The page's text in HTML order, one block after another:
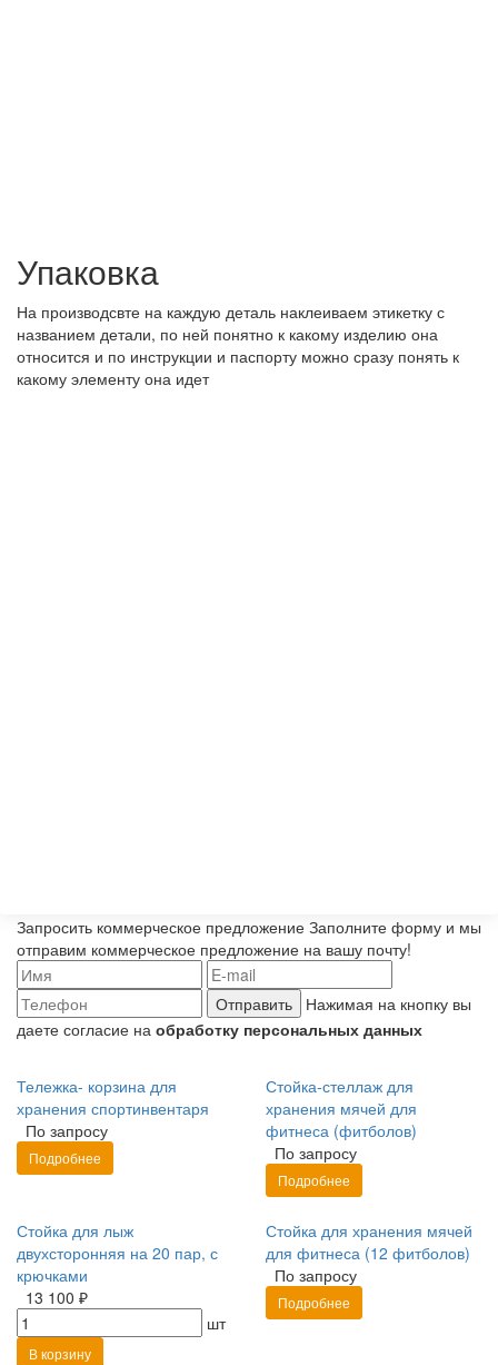
Упаковка
На производсвте на каждую деталь наклеиваем этикетку с
названием детали, по ней понятно к какому изделию она
относится и по инструкции и паспорту можно сразу понять к
какому элементу она идет
Запросить коммерческое предложение Заполните форму и мы
отправим коммерческое предложение на вашу почту!
Отправить
Нажимая на кнопку вы
даете согласие на обработку персональных данных
Тележка- корзина для
хранения спортинвентаря
По запросу
Подробнее
Стойка-стеллаж для
хранения мячей для
фитнеса (фитболов)
По запросу
Подробнее
Стойка для лыж
двухсторонняя на 20 пар, с
крючками
13 100 ₽
шт
В корзину
Стойка для хранения мячей
для фитнеса (12 фитболов)
По запросу
Подробнее